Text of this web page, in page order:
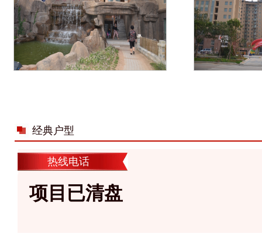
经典户型
热线电话
项目已清盘